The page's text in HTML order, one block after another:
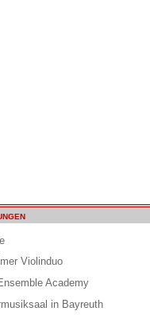
Violinduo
Academy
in Bayreuth